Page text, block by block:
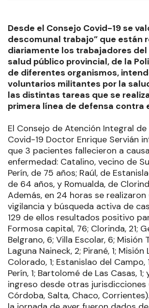
Desde el Consejo Covid-19 se
descomunal trabajo” que están
diariamente los trabajadores
salud público provincial, de la
de diferentes organismos,
voluntarios militantes por la
las distintas tareas que se
primera línea de defensa contra
El Consejo de Atención Integral de
Covid-19 Doctor Enrique Servián
que 3 pacientes fallecieron a
enfermedad: Catalino, vecino de
Perín, de 75 años; Raúl, de
de 64 años, y Romualda, de
Además, en 24 horas se
vigilancia y búsqueda activa de
129 de ellos resultados positivo
Formosa capital, 76; Clorinda, 21;
Belgrano, 6; Villa Escolar, 6; Misión
Laguna Naineck, 2; Pirané, 1; Misión
Colorado, 1; Estanislao del Campo,
Perín, 1; Bartolomé de Las Casas, 1;
ingreso desde otras jurisdicciones
Córdoba, Salta, Chaco,